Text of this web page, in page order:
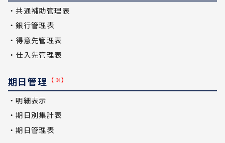
・共通補助管理表
・銀行管理表
・得意先管理表
・仕入先管理表
期日管理 （※）
・明細表示
・期日別集計表
・期日管理表